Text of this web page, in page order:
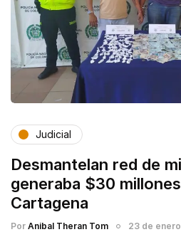
Judicial
Desmantelan red de
generaba $30
Cartagena
Por Anibal Theran Tom
23 de